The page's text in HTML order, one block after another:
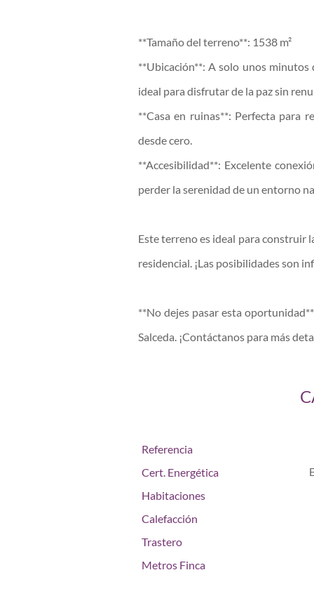
**Tamaño del terreno**: 1538 m²
**Ubicación**: A solo unos minutos
ideal para disfrutar de la paz sin
**Casa en ruinas**: Perfecta para
desde cero.
**Accesibilidad**: Excelente
perder la serenidad de un entorno
Este terreno es ideal para construir
residencial. ¡Las posibilidades son
**No dejes pasar esta
Salceda. ¡Contáctanos para más
Referencia
Cert. Energética
Habitaciones
Calefacción
Trastero
Metros Finca